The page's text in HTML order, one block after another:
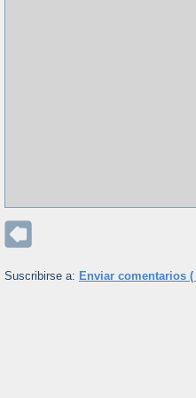
Suscribirse a: Enviar comentarios